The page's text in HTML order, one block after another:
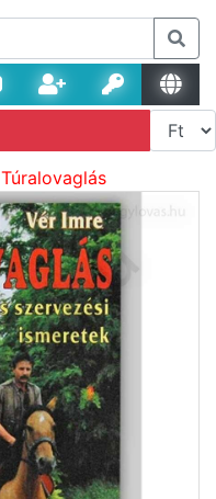
Túralovaglás